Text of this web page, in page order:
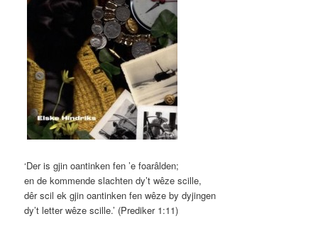
‘Der is gjin oantinken fen ’e foarâlden;
en de kommende slachten dy’t wêze scille,
dêr scil ek gjin oantinken fen wêze by dyjingen
dy’t letter wêze scille.’ (Prediker 1:11)